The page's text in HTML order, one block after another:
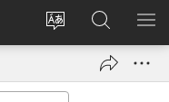
વેબ
ભાષા
લોગ
new
JW.ORG
શોધો